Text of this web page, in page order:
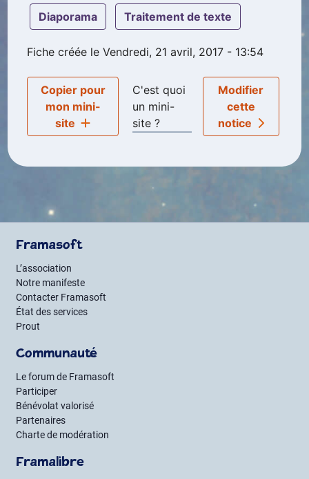
diaporama traitement de texte
Fiche créée le Vendredi, 21 avril, 2017 - 13:54
Copier pour
mon mini-
site
C'est quoi
un mini-
site ?
Modifier
cette
notice
Framasoft
L’association
Notre manifeste
Contacter Framasoft
État des services
Prout
Communauté
Le forum de Framasoft
Participer
Bénévolat valorisé
Partenaires
Charte de modération
Framalibre